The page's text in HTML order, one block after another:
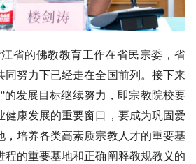
省的佛教教育工作在省民宗委，省
同努力下已经走在全国前列。接下来
的发展目标继续努力，即宗教院校要
健康发展的重要窗口，要成为巩固爱
，培养各类高素质宗教人才的重要基
程的重要基地和正确阐释教规教义的